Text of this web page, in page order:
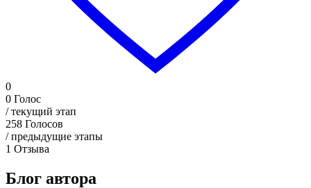
0
0 Голос
/ текущий этап
258 Голосов
/ предыдущие этапы
1 Отзыва
Блог автора